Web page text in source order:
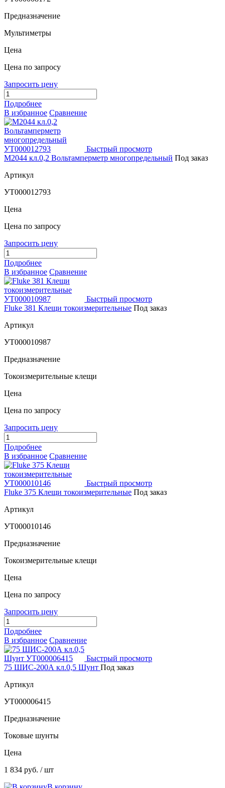
Предназначение
Мультиметры
Цена
Цена по запросу
Запросить цену
Подробнее
В избранное Сравнение
Быстрый просмотр
М2044 кл.0,2 Вольтамперметр многопредельный Под заказ
Артикул
УТ000012793
Цена
Цена по запросу
Запросить цену
Подробнее
В избранное Сравнение
Быстрый просмотр
Fluke 381 Клещи токоизмерительные Под заказ
Артикул
УТ000010987
Предназначение
Токоизмерительные клещи
Цена
Цена по запросу
Запросить цену
Подробнее
В избранное Сравнение
Быстрый просмотр
Fluke 375 Клещи токоизмерительные Под заказ
Артикул
УТ000010146
Предназначение
Токоизмерительные клещи
Цена
Цена по запросу
Запросить цену
Подробнее
В избранное Сравнение
Быстрый просмотр
75 ШИС-200А кл.0,5 Шунт Под заказ
Артикул
УТ000006415
Предназначение
Токовые шунты
Цена
1 834 руб. / шт